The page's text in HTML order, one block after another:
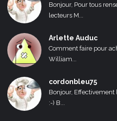
Bonjour, Pour tous
lecteurs M...
Arlette Auduc
Comment faire pour
William...
cordonbleu75
Bonjour, Effectivement
:-) B...